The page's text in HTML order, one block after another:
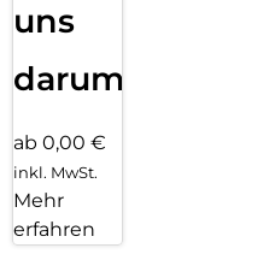
uns
darum!
ab 0,00 €
inkl. MwSt.
Mehr
erfahren